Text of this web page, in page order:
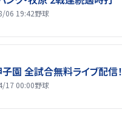
06 19:42野球
園 全試合無料ライブ配信！
17 00:00野球